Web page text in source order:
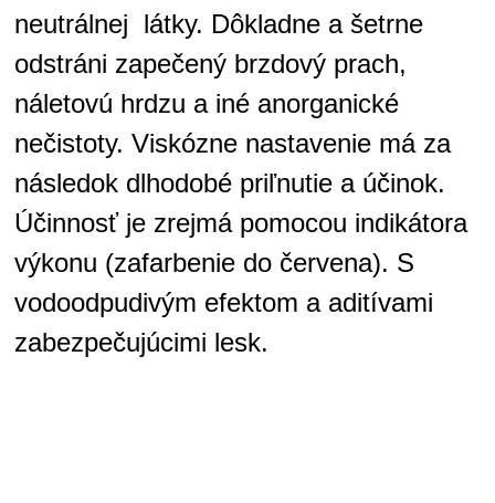
neutrálnej látky. Dôkladne a šetrne
odstráni zapečený brzdový prach,
náletovú hrdzu a iné anorganické
nečistoty. Viskózne nastavenie má za
následok dlhodobé priľnutie a účinok.
Účinnosť je zrejmá pomocou indikátora
výkonu (zafarbenie do červena). S
vodoodpudivým efektom a aditívami
zabezpečujúcimi lesk.